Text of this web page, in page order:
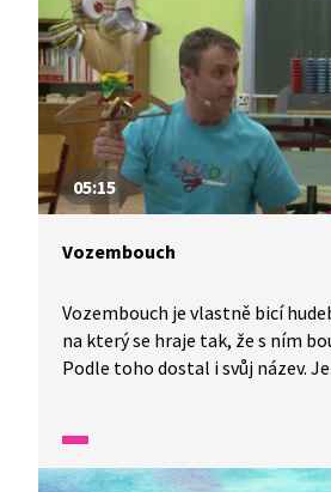
05:15
Vozembouch
Vozembouch je vlastně bicí
na který se hraje tak, že s ním
Podle toho dostal i svůj název.
Potřebovat budete: plechovky,
lepicí pásku, hřebíky, šídlo,